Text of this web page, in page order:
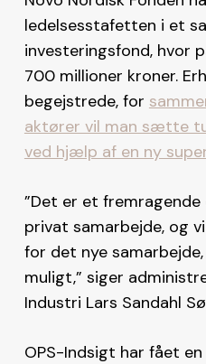
ledelsesstafetten i et
investeringsfond, hvor
700 millioner kroner.
begejstrede, for
aktører vil man sætte
ved hjælp af en ny
”Det er et
privat samarbejde, og
for det nye
muligt,” siger
Industri Lars Sandahl
OPS-Indsigt har fået